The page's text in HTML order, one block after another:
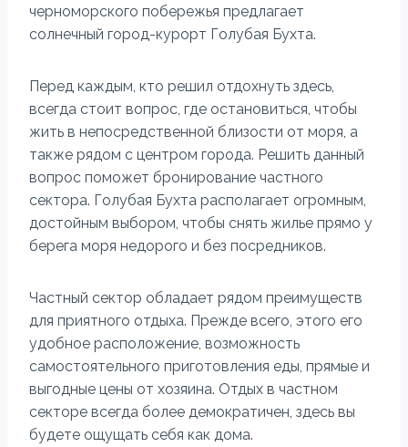
черноморского побережья предлагает
солнечный город-курорт Голубая Бухта.
Перед каждым, кто решил отдохнуть здесь,
всегда стоит вопрос, где остановиться, чтобы
жить в непосредственной близости от моря, а
также рядом с центром города. Решить данный
вопрос поможет бронирование частного
сектора. Голубая Бухта располагает огромным,
достойным выбором, чтобы снять жилье прямо у
берега моря недорого и без посредников.
Частный сектор обладает рядом преимуществ
для приятного отдыха. Прежде всего, этого его
удобное расположение, возможность
самостоятельного приготовления еды, прямые и
выгодные цены от хозяина. Отдых в частном
секторе всегда более демократичен, здесь вы
будете ощущать себя как дома.